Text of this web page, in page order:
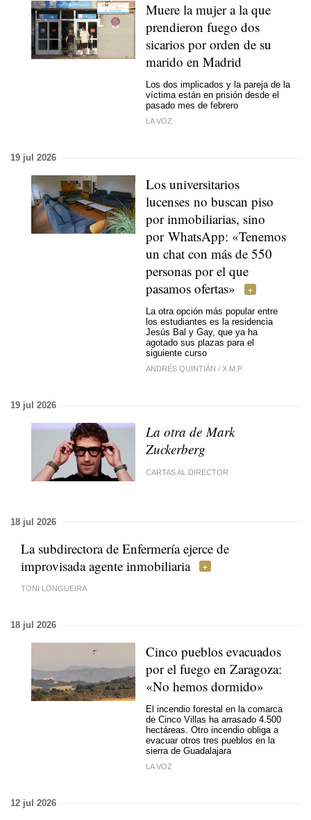
Muere la mujer a la que
prendieron fuego dos
sicarios por orden de su
marido en Madrid
Los dos implicados y la pareja de la
víctima están en prisión desde el
pasado mes de febrero
LA VOZ
19 jul 2026
Los universitarios
lucenses no buscan piso
por inmobiliarias, sino
por WhatsApp: «Tenemos
un chat con más de 550
personas por el que
pasamos ofertas»
La otra opción más popular entre
los estudiantes es la residencia
Jesús Bal y Gay, que ya ha
agotado sus plazas para el
siguiente curso
ANDRÉS QUINTIÁN / X.M.P
19 jul 2026
La otra de Mark
Zuckerberg
CARTAS AL DIRECTOR
18 jul 2026
La subdirectora de Enfermería ejerce de
improvisada agente inmobiliaria
TONI LONGUEIRA
18 jul 2026
Cinco pueblos evacuados
por el fuego en Zaragoza:
«No hemos dormido»
El incendio forestal en la comarca
de Cinco Villas ha arrasado 4.500
hectáreas. Otro incendio obliga a
evacuar otros tres pueblos en la
sierra de Guadalajara
LA VOZ
12 jul 2026